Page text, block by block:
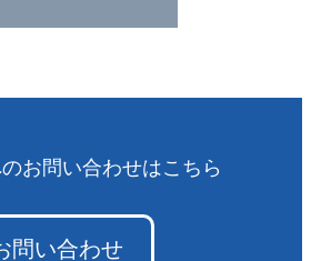
お問い合わせはこちら
問い合わせ